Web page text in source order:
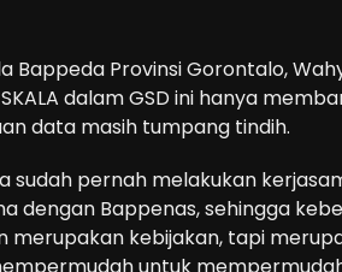
Bappeda Provinsi Gorontalo,
dalam GSD ini hanya
data masih tumpang tindih.
sudah pernah melakukan
dengan Bappenas, sehingga
merupakan kebijakan, tapi